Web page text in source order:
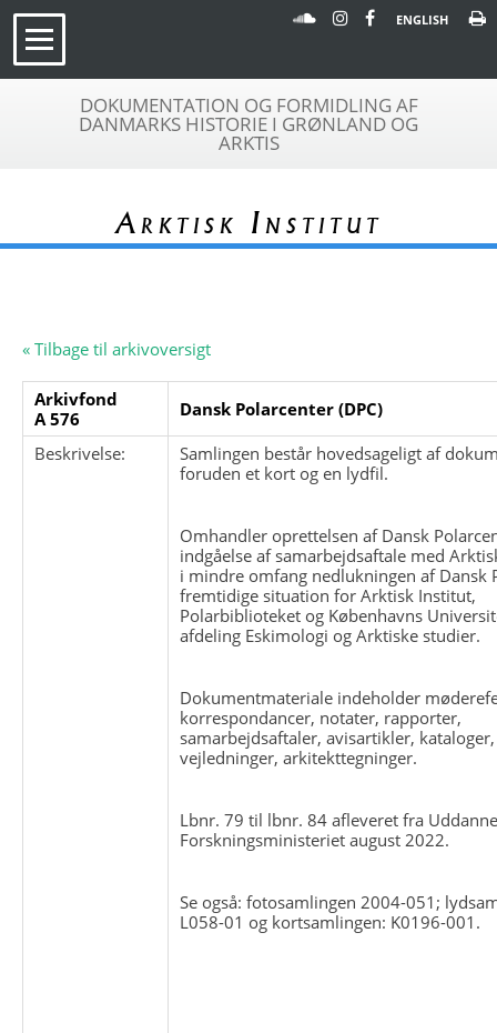
ENGLISH
DOKUMENTATION OG FORMIDLING AF
DANMARKS HISTORIE I GRØNLAND OG
ARKTIS
Arktisk Institut
« Tilbage til arkivoversigt
Arkivfond
A 576
Dansk Polarcenter (DPC)
Beskrivelse:
Samlingen består hovedsageligt af
foruden et kort og en lydfil.
Omhandler oprettelsen af Dansk
indgåelse af samarbejdsaftale med
i mindre omfang nedlukningen af Dansk
fremtidige situation for Arktisk Institut,
Polarbiblioteket og Københavns
afdeling Eskimologi og Arktiske studier.
Dokumentmateriale indeholder
korrespondancer, notater, rapporter,
samarbejdsaftaler, avisartikler, kataloger,
vejledninger, arkitekttegninger.
Lbnr. 79 til lbnr. 84 afleveret fra
Forskningsministeriet august 2022.
Se også: fotosamlingen 2004-051;
L058-01 og kortsamlingen: K0196-001.